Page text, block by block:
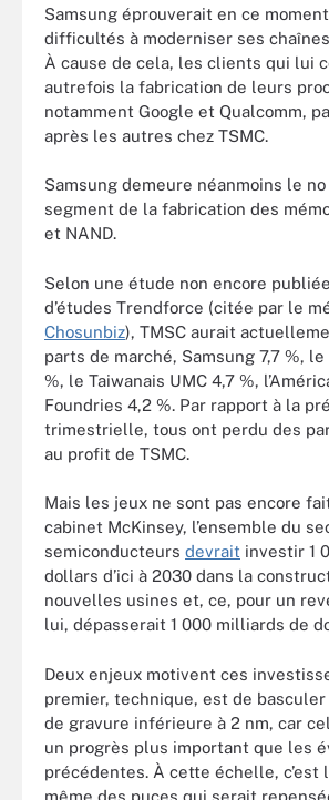
Samsung éprouverait en ce
difficultés à moderniser ses
À cause de cela, les clients qui lui
autrefois la fabrication de leurs
notamment Google et Qualcomm,
après les autres chez TSMC.
Samsung demeure néanmoins le no
segment de la fabrication des
et NAND.
Selon une étude non encore
d’études Trendforce (citée par le
Chosunbiz), TMSC aurait
parts de marché, Samsung 7,7 %, le
%, le Taiwanais UMC 4,7 %,
Foundries 4,2 %. Par rapport à la
trimestrielle, tous ont perdu des
au profit de TSMC.
Mais les jeux ne sont pas encore
cabinet McKinsey, l’ensemble du
semiconducteurs devrait investir 1
dollars d’ici à 2030 dans la
nouvelles usines et, ce, pour un
lui, dépasserait 1 000 milliards de
Deux enjeux motivent ces
premier, technique, est de
de gravure inférieure à 2 nm, car
un progrès plus important que les
précédentes. À cette échelle, c’est
même des puces qui serait